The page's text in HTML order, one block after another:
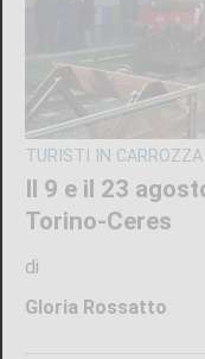
TURISTI IN CARROZZA
Il 9 e il 23
Torino-Ceres
di
Gloria Rossatto